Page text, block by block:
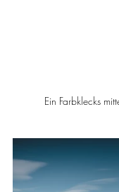
Ein Farbklecks